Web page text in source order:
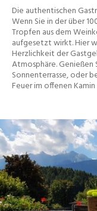
Die authentischen
Wenn Sie in der über
Tropfen aus dem
aufgesetzt wirkt. Hier
Herzlichkeit der
Atmosphäre.
Sonnenterrasse, oder
Feuer im offenen